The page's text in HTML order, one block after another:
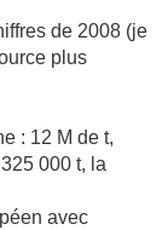
de 2008 (je
plus
: 12 M de t,
000 t, la
avec